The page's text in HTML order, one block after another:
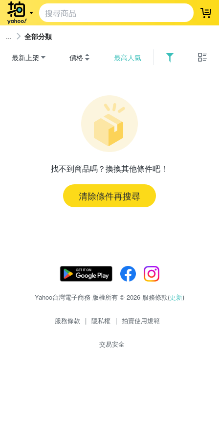
登
全部分類
最新上架 價格 最高人氣
找不到商品嗎？換換其他條件吧！
清除條件再搜尋
Yahoo台灣電子商務 版權所有 © 2026 服務條款(更新)
服務條款 | 隱私權 | 拍賣使用規範
交易安全